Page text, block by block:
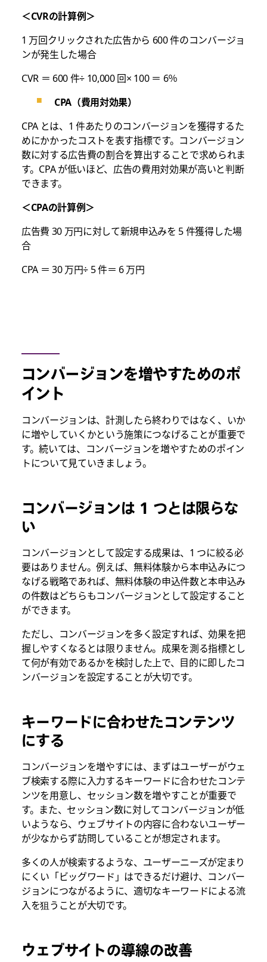
＜CVRの計算例＞
1 万回クリックされた広告から 600 件のコンバージョ
ンが発生した場合
CVR ＝ 600 件÷ 10,000 回× 100 ＝ 6％
CPA（費用対効果）
CPA とは、1 件あたりのコンバージョンを獲得するた
めにかかったコストを表す指標です。コンバージョン
数に対する広告費の割合を算出することで求められま
す。CPA が低いほど、広告の費用対効果が高いと判断
できます。
＜CPAの計算例＞
広告費 30 万円に対して新規申込みを 5 件獲得した場
合
CPA ＝ 30 万円÷ 5 件＝ 6 万円
コンバージョンを増やすためのポ
イント
コンバージョンは、計測したら終わりではなく、いか
に増やしていくかという施策につなげることが重要で
す。続いては、コンバージョンを増やすためのポイン
トについて見ていきましょう。
コンバージョンは 1 つとは限らな
い
コンバージョンとして設定する成果は、1 つに絞る必
要はありません。例えば、無料体験から本申込みにつ
なげる戦略であれば、無料体験の申込件数と本申込み
の件数はどちらもコンバージョンとして設定すること
ができます。
ただし、コンバージョンを多く設定すれば、効果を把
握しやすくなるとは限りません。成果を測る指標とし
て何が有効であるかを検討した上で、目的に即したコ
ンバージョンを設定することが大切です。
キーワードに合わせたコンテンツ
にする
コンバージョンを増やすには、まずはユーザーがウェ
ブ検索する際に入力するキーワードに合わせたコンテ
ンツを用意し、セッション数を増やすことが重要で
す。また、セッション数に対してコンバージョンが低
いようなら、ウェブサイトの内容に合わないユーザー
が少なからず訪問していることが想定されます。
多くの人が検索するような、ユーザーニーズが定まり
にくい「ビッグワード」はできるだけ避け、コンバー
ジョンにつながるように、適切なキーワードによる流
入を狙うことが大切です。
ウェブサイトの導線の改善